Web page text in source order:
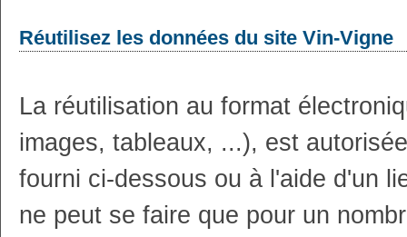
Réutilisez les données du site Vin-Vigne
La réutilisation au format
images, tableaux, ...), est
fourni ci-dessous ou à l'aide d'un
ne peut se faire que pour un